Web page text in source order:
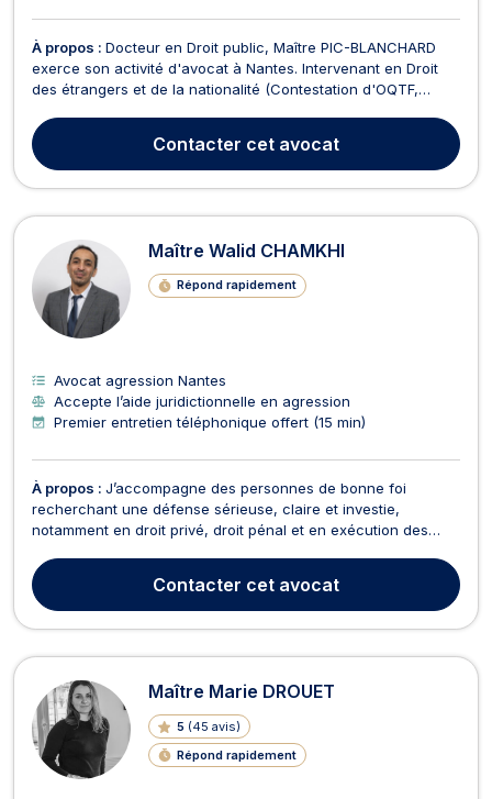
À propos : Docteur en Droit public, Maître PIC-BLANCHARD
exerce son activité d'avocat à Nantes. Intervenant en Droit
des étrangers et de la nationalité (Contestation d'OQTF,
naturalisation, contestation de refus de titre de séjour,
mainlevée d'opposition à mariage...) et en Droit...
Contacter cet avocat
Maître Walid CHAMKHI
Répond rapidement
Avocat agression Nantes
Accepte l’aide juridictionnelle en agression
Premier entretien téléphonique offert (15 min)
À propos : J’accompagne des personnes de bonne foi
recherchant une défense sérieuse, claire et investie,
notamment en droit privé, droit pénal et en exécution des
واضح ومحترم- Je n’interviens pas à l’aide juridictionnelle hors
permanence, afin de garantir du temps et une r...
Contacter cet avocat
Maître Marie DROUET
5 (45 avis)
Répond rapidement